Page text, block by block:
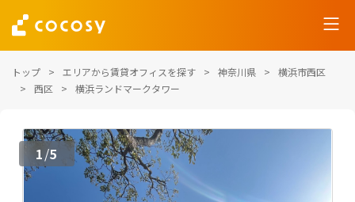
トップ エリアから賃貸オフィスを探す 神奈川県
横浜市西区
西区
横浜ランドマークタワー
1/5